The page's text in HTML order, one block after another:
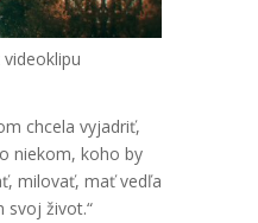
chcela vyjadriť,
niekom, koho by
milovať, mať vedľa
svoj život.“